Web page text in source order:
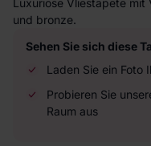
Luxuriöse Vliestapete
und bronze.
Sehen Sie sich diese
Laden Sie ein Foto
Probieren Sie
Raum aus